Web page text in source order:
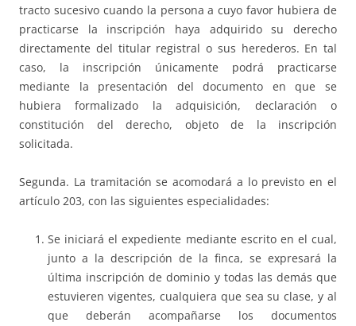
tracto sucesivo cuando la persona a cuyo favor hubiera de
practicarse la inscripción haya adquirido su derecho
directamente del titular registral o sus herederos. En tal
caso, la inscripción únicamente podrá practicarse
mediante la presentación del documento en que se
hubiera formalizado la adquisición, declaración o
constitución del derecho, objeto de la inscripción
solicitada.
Segunda. La tramitación se acomodará a lo previsto en el
artículo 203, con las siguientes especialidades:
Se iniciará el expediente mediante escrito en el cual,
junto a la descripción de la finca, se expresará la
última inscripción de dominio y todas las demás que
estuvieren vigentes, cualquiera que sea su clase, y al
que deberán acompañarse los documentos